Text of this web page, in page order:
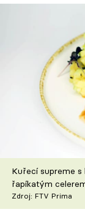
Články
TV
Škola
Recepty z
Speciál:
Těhotnej
Kuřecí supreme
řapíkatým
Zdroj: FTV Prima